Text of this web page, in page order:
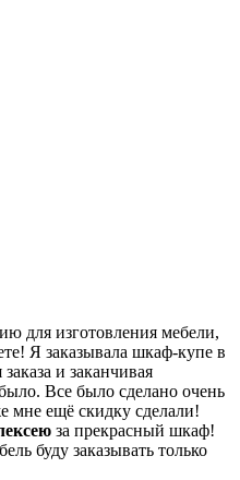
для изготовления мебели,
Я заказывала шкаф-купе в
и заканчивая
Все было сделано очень
мне ещё скидку сделали!
за прекрасный шкаф!
буду заказывать только